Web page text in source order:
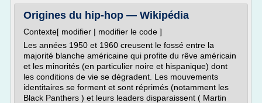
Origines du hip-hop — Wikipédia
Contexte[ modifier | modifier le code ]
Les années 1950 et 1960 creusent le fossé entre la
majorité blanche américaine qui profite du rêve américain
et les minorités (en particulier noire et hispanique) dont
les conditions de vie se dégradent. Les mouvements
identitaires se forment et sont réprimés (notamment les
Black Panthers ) et leurs leaders disparaissent ( Martin